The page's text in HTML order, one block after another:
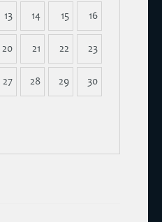
13 14 15 16
20 21 22 23
27 28 29 30